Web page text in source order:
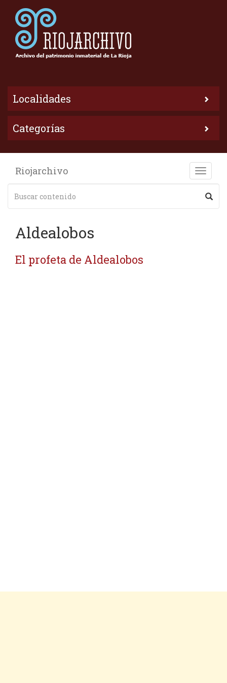
Localidades
Categorías
Toggle
Riojarchivo
Aldealobos
El profeta de Aldealobos